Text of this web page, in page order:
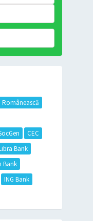
Românească
CEC
Bank
Bank
ING Bank